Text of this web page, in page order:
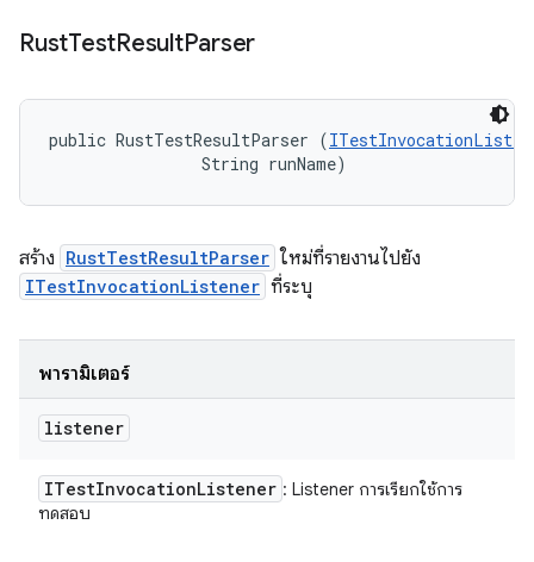
RustTestResultParser
public RustTestResultParser (
                String runName)
สร้าง RustTestResultParser ใหม่ที่รายงานไปยัง
ITestInvocationListener ที่ระบุ
พารามิเตอร์
listener
ITestInvocationListener : Listener การเรียกใช้การ
ทดสอบ